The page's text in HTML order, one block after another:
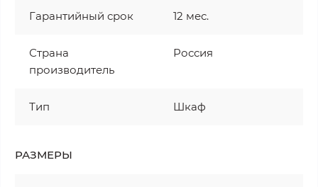
Гарантийный срок 12 мес.
Страна
производитель
Россия
Тип Шкаф
РАЗМЕРЫ